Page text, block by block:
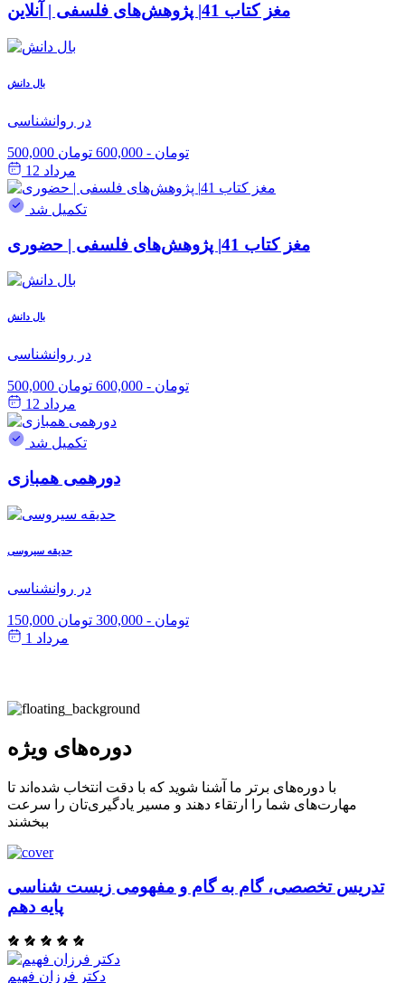
مغز کتاب 41| پژوهش‌های فلسفی | آنلاین
بال دانش
در روانشناسی
500,000 تومان - 600,000 تومان
مرداد 12
تکمیل شد
مغز کتاب 41| پژوهش‌های فلسفی | حضوری
بال دانش
در روانشناسی
500,000 تومان - 600,000 تومان
مرداد 12
تکمیل شد
دورهمی همبازی
حدیقه سیروسی
در روانشناسی
150,000 تومان - 300,000 تومان
مرداد 1
دوره‌های ویژه
با دوره‌های برتر ما آشنا شوید که با دقت انتخاب شده‌اند تا
مهارت‌های شما را ارتقاء دهند و مسیر یادگیری‌تان را سرعت
ببخشند
تدریس تخصصی، گام به گام و مفهومی زیست شناسی
پایه دهم
دکتر فرزان فهیم